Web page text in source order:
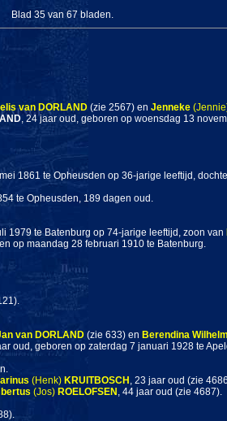
Blad 35 van 67 bladen.
van DORLAND (zie 2567) en Jenneke
, 24 jaar oud, geboren op woensdag 13
1861 te Opheusden op 36-jarige leeftijd,
te Opheusden, 189 dagen oud.
1979 te Batenburg op 74-jarige leeftijd, zoon van
op maandag 28 februari 1910 te Batenburg.
van DORLAND (zie 633) en Berendina
oud, geboren op zaterdag 7 januari 1928 te
(Henk) KRUITBOSCH , 23 jaar oud (zie
(Jos) ROELOFSEN , 44 jaar oud (zie 4687).